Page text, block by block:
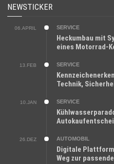
NEWSTICKER
06.APRIL SERVICE
Heckumbau mit
eines Motorrad-
13.FEB SERVICE
Technik,
10.JAN SERVICE
26.DEZ AUTOMOBIL
Digitale
Weg zur